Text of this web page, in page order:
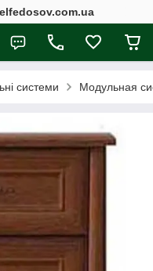
системи Модульная